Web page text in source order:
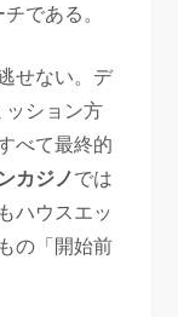
である。
せない。デ
ション方
べて最終的
カジノでは
ハウスエッ
の「開始前